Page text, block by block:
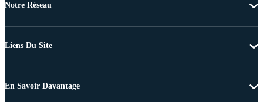
Notre Réseau
Liens Du Site
En Savoir Davantage